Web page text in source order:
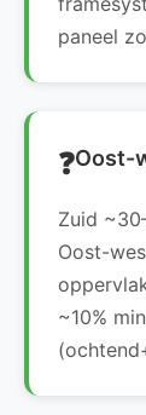
paneel
Oost-
Zuid
Oost-
~10%